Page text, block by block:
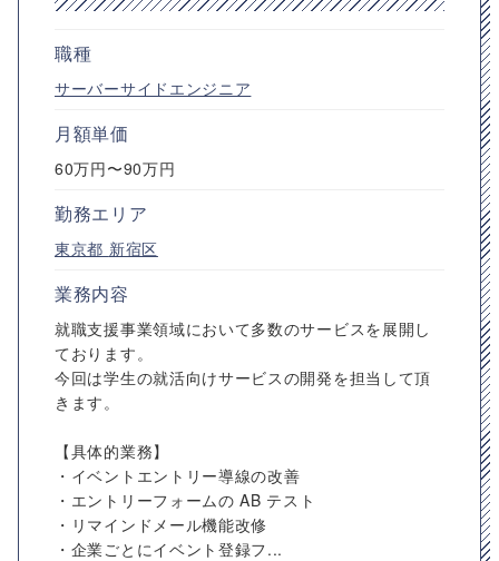
職種
サーバーサイドエンジニア
月額単価
60万円〜90万円
勤務エリア
東京都 新宿区
業務内容
就職支援事業領域において多数のサービスを展開し
ております。
今回は学生の就活向けサービスの開発を担当して頂
きます。
【具体的業務】
・イベントエントリー導線の改善
・エントリーフォームの AB テスト
・リマインドメール機能改修
・企業ごとにイベント登録フ...